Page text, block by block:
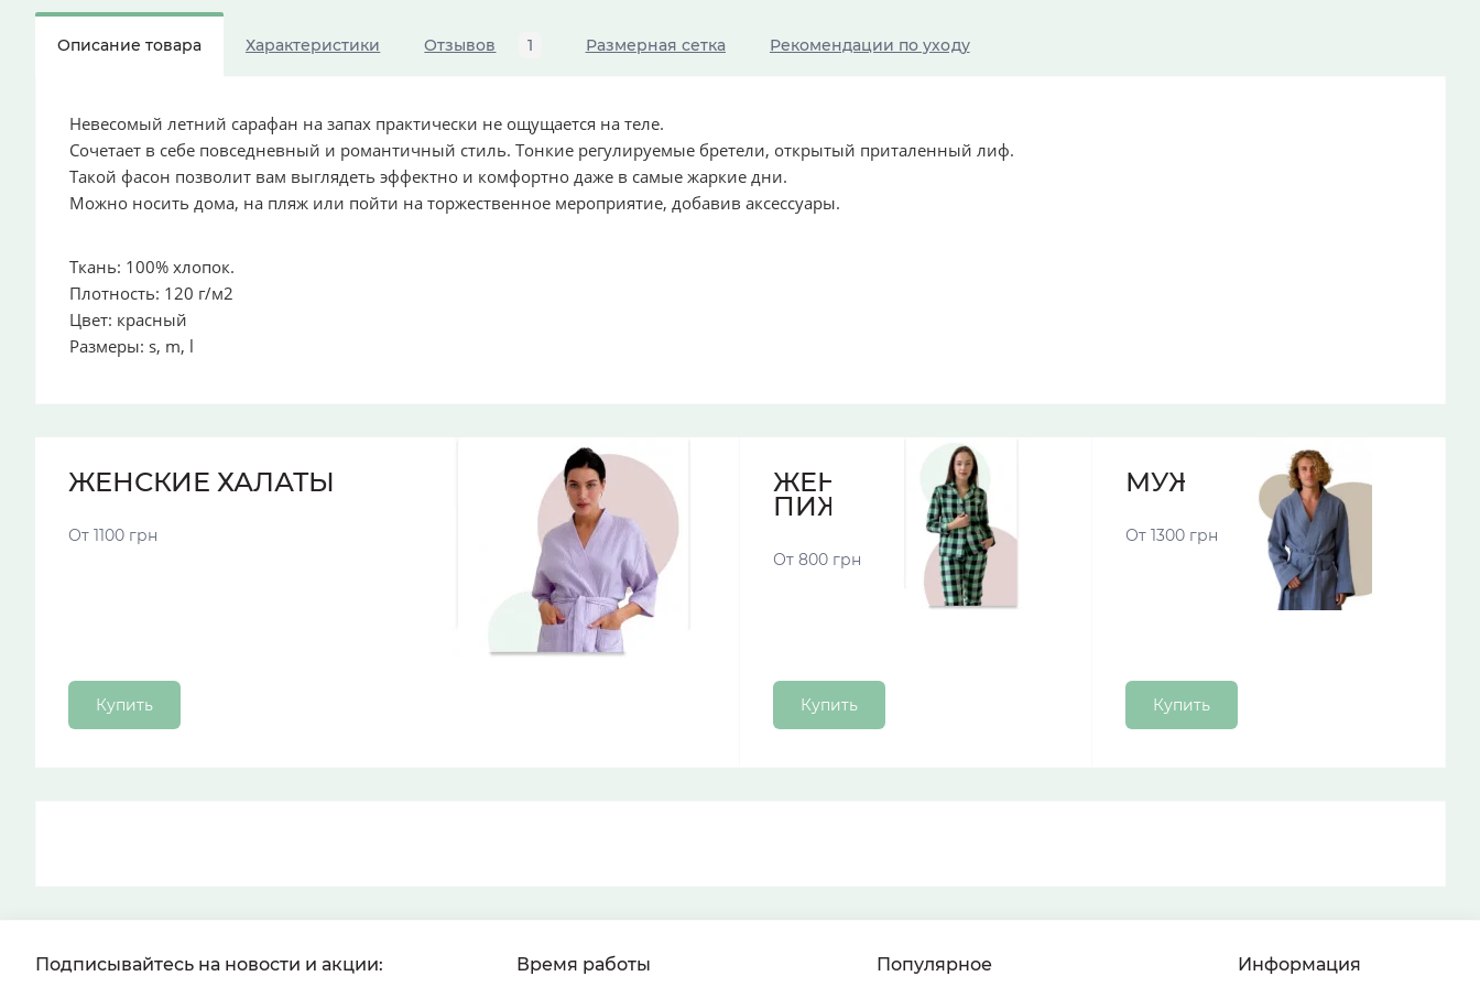
Описание товара Характеристики Отзывов 1 Размерная сетка Рекомендации по уходу
Невесомый летний сарафан на запах практически не ощущается на теле.
Сочетает в себе повседневный и романтичный стиль. Тонкие регулируемые бретели, открытый приталенный лиф.
Такой фасон позволит вам выглядеть эффектно и комфортно даже в самые жаркие дни.
Можно носить дома, на пляж или пойти на торжественное мероприятие, добавив аксессуары.
Ткань: 100% хлопок.
Плотность: 120 г/м2
Цвет: красный
Размеры: s, m, l
ЖЕНСКИЕ ХАЛАТЫ
От 1100 грн
Купить
ЖЕНСКИЕ
ПИЖАМЫ
От 800 грн
Купить
МУЖСКИЕ ХАЛАТЫ
От 1300 грн
Купить
Подписывайтесь на новости и акции: Время работы Популярное Информация